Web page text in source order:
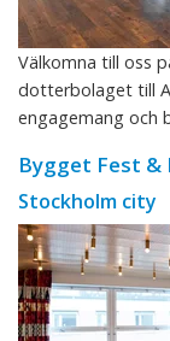
Välkomna till oss
dotterbolaget till
engagemang och
Bygget Fest &
Stockholm city